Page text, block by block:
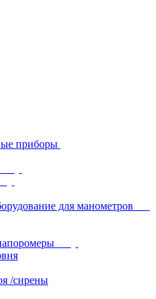
приборы
для манометров
/сирены